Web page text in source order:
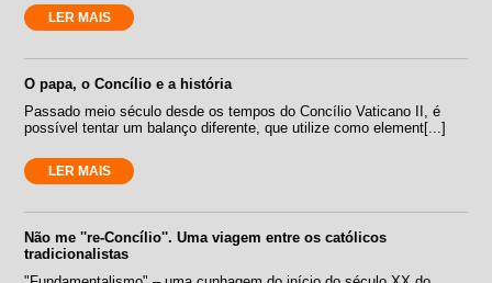
LER MAIS
O papa, o Concílio e a história
Passado meio século desde os tempos do Concílio Vaticano II, é
possível tentar um balanço diferente, que utilize como element[...]
LER MAIS
Não me ''re-Concílio''. Uma viagem entre os católicos
tradicionalistas